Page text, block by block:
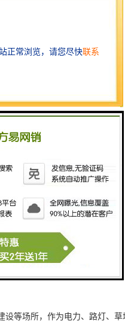
等场所，作为电力、路灯、